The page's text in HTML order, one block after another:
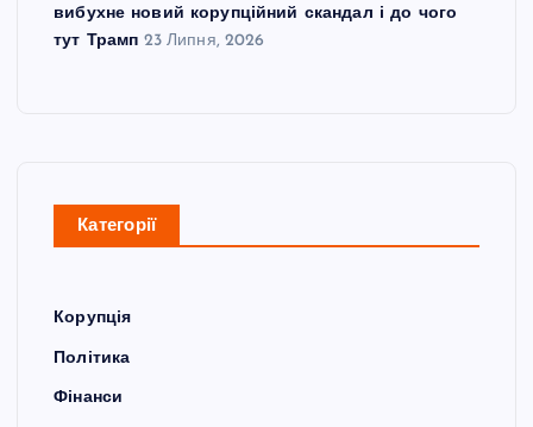
вибухне новий корупційний скандал і до чого
тут Трамп 23 Липня, 2026
Категорії
Корупція
Політика
Фінанси